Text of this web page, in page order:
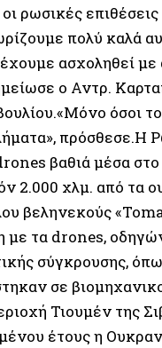
ρωσικές
πολύ καλά
ασχοληθεί με
ο Αντρ.
όσοι
πρόσθεσε.Η
βαθιά μέσα
2.000 χλμ. από τα
βεληνεκούς
με τα drones,
σύγκρουσης,
σε
Τιουμέν της
έτους η